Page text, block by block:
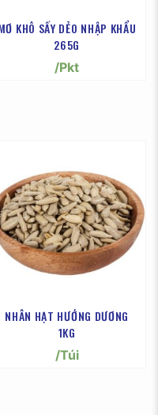
KHÔ SẤY DẺO NHẬP KHẨU
265G
/Pkt
NHÂN HẠT HƯỚNG DƯƠNG
1KG
/Túi